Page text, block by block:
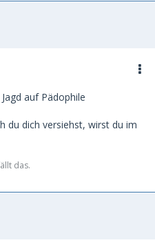
auf Pädophile
du dich versiehst, wirst du im
das.